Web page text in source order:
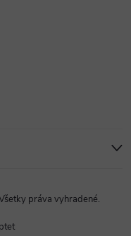
práva vyhradené.